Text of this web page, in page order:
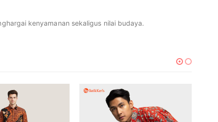
kenyamanan sekaligus nilai budaya.